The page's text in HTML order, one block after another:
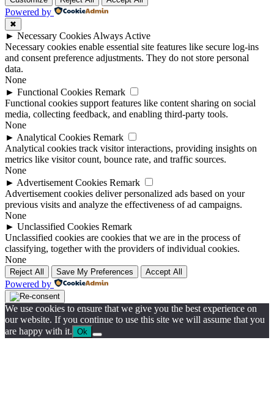
Powered by
✖
► Necessary Cookies Always Active
Necessary cookies enable essential site features like secure log-ins
and consent preference adjustments. They do not store personal
data.
None
► Functional Cookies Remark
Functional cookies support features like content sharing on social
media, collecting feedback, and enabling third-party tools.
None
► Analytical Cookies Remark
Analytical cookies track visitor interactions, providing insights on
metrics like visitor count, bounce rate, and traffic sources.
None
► Advertisement Cookies Remark
Advertisement cookies deliver personalized ads based on your
previous visits and analyze the effectiveness of ad campaigns.
None
► Unclassified Cookies Remark
Unclassified cookies are cookies that we are in the process of
classifying, together with the providers of individual cookies.
None
Reject All Save My Preferences Accept All
Powered by
We use cookies to ensure that we give you the best experience on
our website. If you continue to use this site we will assume that you
are happy with it. Ok